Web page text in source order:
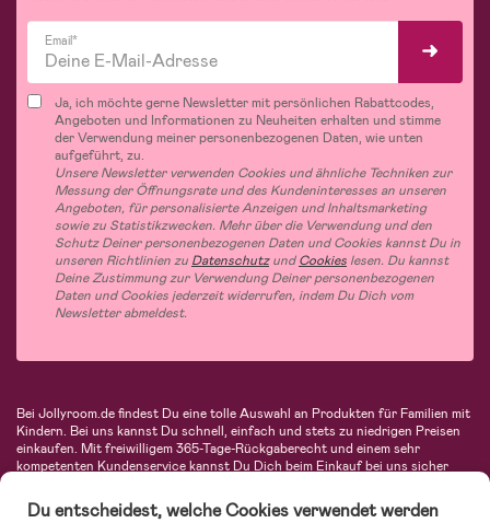
Email*
Ja, ich möchte gerne Newsletter mit persönlichen Rabattcodes,
Angeboten und Informationen zu Neuheiten erhalten und stimme
der Verwendung meiner personenbezogenen Daten, wie unten
aufgeführt, zu.
Unsere Newsletter verwenden Cookies und ähnliche Techniken zur
Messung der Öffnungsrate und des Kundeninteresses an unseren
Angeboten, für personalisierte Anzeigen und Inhaltsmarketing
sowie zu Statistikzwecken. Mehr über die Verwendung und den
Schutz Deiner personenbezogenen Daten und Cookies kannst Du in
unseren Richtlinien zu DatenschutzundCookies lesen. Du kannst
Deine Zustimmung zur Verwendung Deiner personenbezogenen
Daten und Cookies jederzeit widerrufen, indem Du Dich vom
Newsletter abmeldest.
Bei Jollyroom.de findest Du eine tolle Auswahl an Produkten für Familien mit
Kindern. Bei uns kannst Du schnell, einfach und stets zu niedrigen Preisen
einkaufen. Mit freiwilligem 365-Tage-Rückgaberecht und einem sehr
kompetenten Kundenservice kannst Du Dich beim Einkauf bei uns sicher
Autositze, Kinder- und Babymode, Produkte für Mütter und eine Menge
fantastischer Einrichtungsgegenstände, Spielsachen, Babyprodukte und
Du entscheidest, welche Cookies verwendet werden